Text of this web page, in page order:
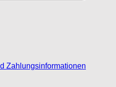
Zahlungsinformationen